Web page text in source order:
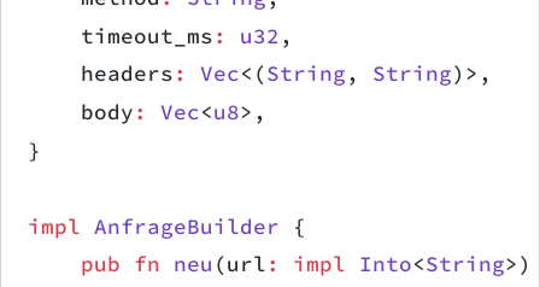
    timeout_ms
: u32,
    headers
: Vec<(String, String)>,
    body
: Vec<u8>,
}
impl AnfrageBuilder {
    pub
fn neu (url: impl Into<String